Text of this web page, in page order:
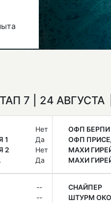
7 | 24 АВГУСТА
Нет
1
Да
2
Нет
Да
ОФП БЕРПИ
ОФП
МАХИ
МАХИ
--
--
СНАЙПЕР
ШТУРМ